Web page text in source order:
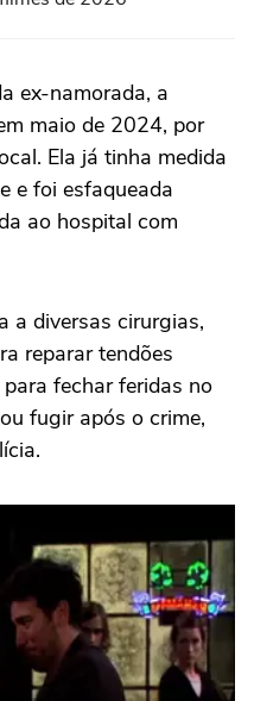
ex-namorada, a
maio de 2024, por
Ela já tinha medida
e foi esfaqueada
ao hospital com
a diversas cirurgias,
reparar tendões
fechar feridas no
fugir após o crime,